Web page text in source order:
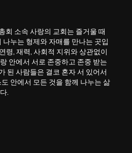
회 소속 사랑의 교회는 즐거울 때
나누는 형제와 자매를 만나는 곳입
령, 재력, 사회적 지위와 상관없이
안에서 서로 존중하고 존중 받는
된 사람들은 결코 혼자 서 있어서
안에서 모든 것을 함께 나누는 삶
.